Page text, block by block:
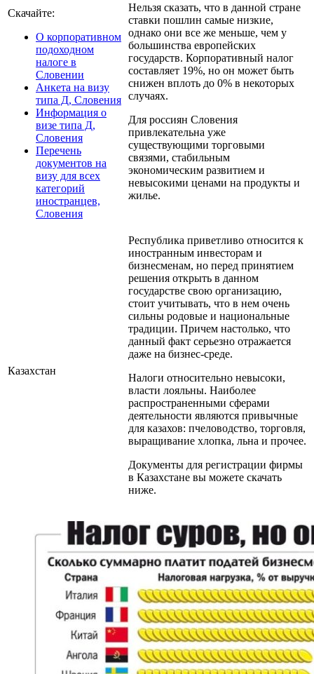
Скачайте:
О корпоративном
подоходном
налоге в
Словении
Анкета на визу
типа Д, Словения
Информация о
визе типа Д,
Словения
Перечень
документов на
визу для всех
категорий
иностранцев,
Словения
Нельзя сказать, что в данной стране
ставки пошлин самые низкие,
однако они все же меньше, чем у
большинства европейских
государств. Корпоративный налог
составляет 19%, но он может быть
снижен вплоть до 0% в некоторых
случаях.
Для россиян Словения
привлекательна уже
существующими торговыми
связями, стабильным
экономическим развитием и
невысокими ценами на продукты и
жилье.
Казахстан
Республика приветливо относится к
иностранным инвесторам и
бизнесменам, но перед принятием
решения открыть в данном
государстве свою организацию,
стоит учитывать, что в нем очень
сильны родовые и национальные
традиции. Причем настолько, что
данный факт серьезно отражается
даже на бизнес-среде.
Налоги относительно невысоки,
власти лояльны. Наиболее
распространенными сферами
деятельности являются привычные
для казахов: пчеловодство, торговля,
выращивание хлопка, льна и прочее.
Документы для регистрации фирмы
в Казахстане вы можете скачать
ниже.